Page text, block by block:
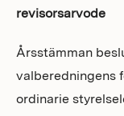
revisorsarvode
Årsstämman
valberedningens
ordinarie